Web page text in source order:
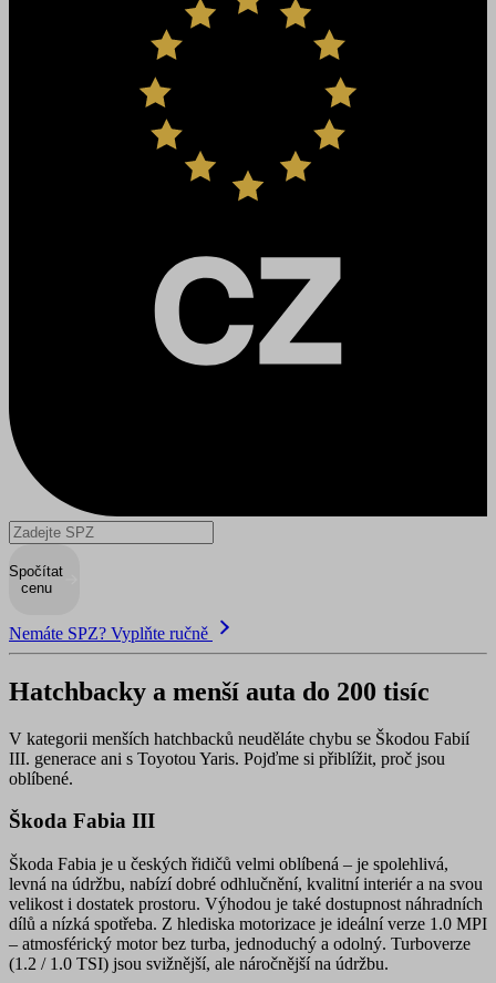
Spočítat
cenu
Nemáte SPZ? Vyplňte ručně
Hatchbacky a menší auta do 200 tisíc
V kategorii menších hatchbacků neuděláte chybu se Škodou Fabií
III. generace ani s Toyotou Yaris. Pojďme si přiblížit, proč jsou
oblíbené.
Škoda Fabia III
Škoda Fabia je u českých řidičů velmi oblíbená – je spolehlivá,
levná na údržbu, nabízí dobré odhlučnění, kvalitní interiéra na svou
velikost i dostatek prostoru. Výhodou je také dostupnost náhradních
dílů a nízká spotřeba. Z hlediska motorizace je ideální verze 1.0 MPI
– atmosférický motor bez turba, jednoduchý a odolný. Turboverze
(1.2 / 1.0 TSI) jsou svižnější, ale náročnější na údržbu.